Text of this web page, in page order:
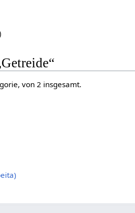
von 2 insgesamt.